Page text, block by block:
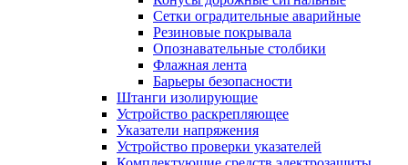
Сетки оградительные аварийные
Резиновые покрывала
Опознавательные столбики
Флажная лента
Барьеры безопасности
Штанги изолирующие
Устройство раскрепляющее
Указатели напряжения
Устройство проверки указателей